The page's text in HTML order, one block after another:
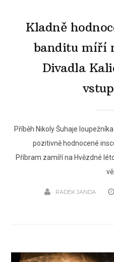
Kladně
banditu míří
Divadla
Příběh Nikoly Šuhaje
pozitivně hodnocené
Příbram zamíří na Hvězdné
RADEK JANDA